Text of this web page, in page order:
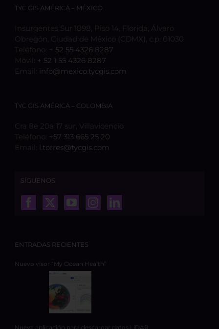
TYC GIS AMÉRICA – MÉXICO
Insurgentes Sur 1898, Piso 14, Florida, Álvaro
Obregón, Ciudad de México (CDMX), c.p. 01030
Teléfono: + 52 55 4326 8287
Móvil: + 52 1 55 4326 8287
Email: info@mexico.tycgis.com
TYC GIS AMÉRICA – COLOMBIA
Cra 8e 20a 17 sur, Villavicencio
Teléfono: +57 313 665 25 20
Email: l.torres@tycgis.com
SÍGUENOS
ENTRADAS RECIENTES
Nuevo visor “My Ocean Health”
Nueva aplicación para descargar datos LiDAR